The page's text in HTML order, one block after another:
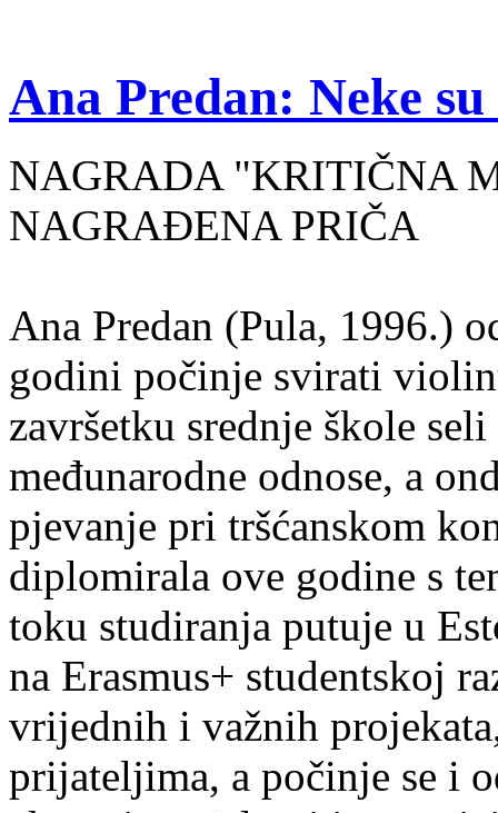
Ana Predan: Neke
NAGRADA "KRITIČNA
NAGRAĐENA PRIČA
Ana Predan (Pula, 1996.)
godini počinje svirati
završetku srednje škole
međunarodne odnose, a
pjevanje pri tršćanskom
diplomirala ove godine s
toku studiranja putuje u
na Erasmus+ studentskoj
vrijednih i važnih
prijateljima, a počinje se i